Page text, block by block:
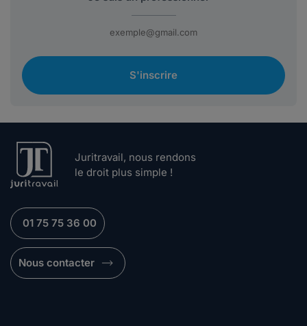
S'inscrire
Juritravail, nous rendons
le droit plus simple !
01 75 75 36 00
Nous contacter